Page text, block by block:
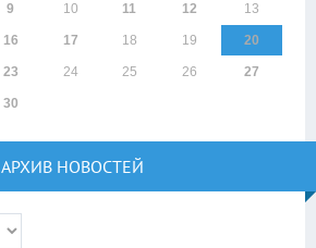
9 10 11 12 13
16 17 18 19 20
23 24 25 26 27
30
АРХИВ НОВОСТЕЙ